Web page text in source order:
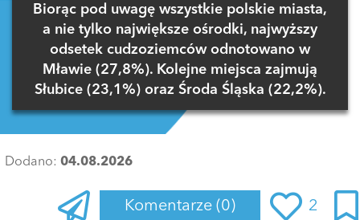
Biorąc pod uwagę wszystkie polskie miasta,
a nie tylko największe ośrodki, najwyższy
odsetek cudzoziemców odnotowano w
Mławie (27,8%). Kolejne miejsca zajmują
Słubice (23,1%) oraz Środa Śląska (22,2%).
Dodano: 04.08.2026
Komentarze (0) 2